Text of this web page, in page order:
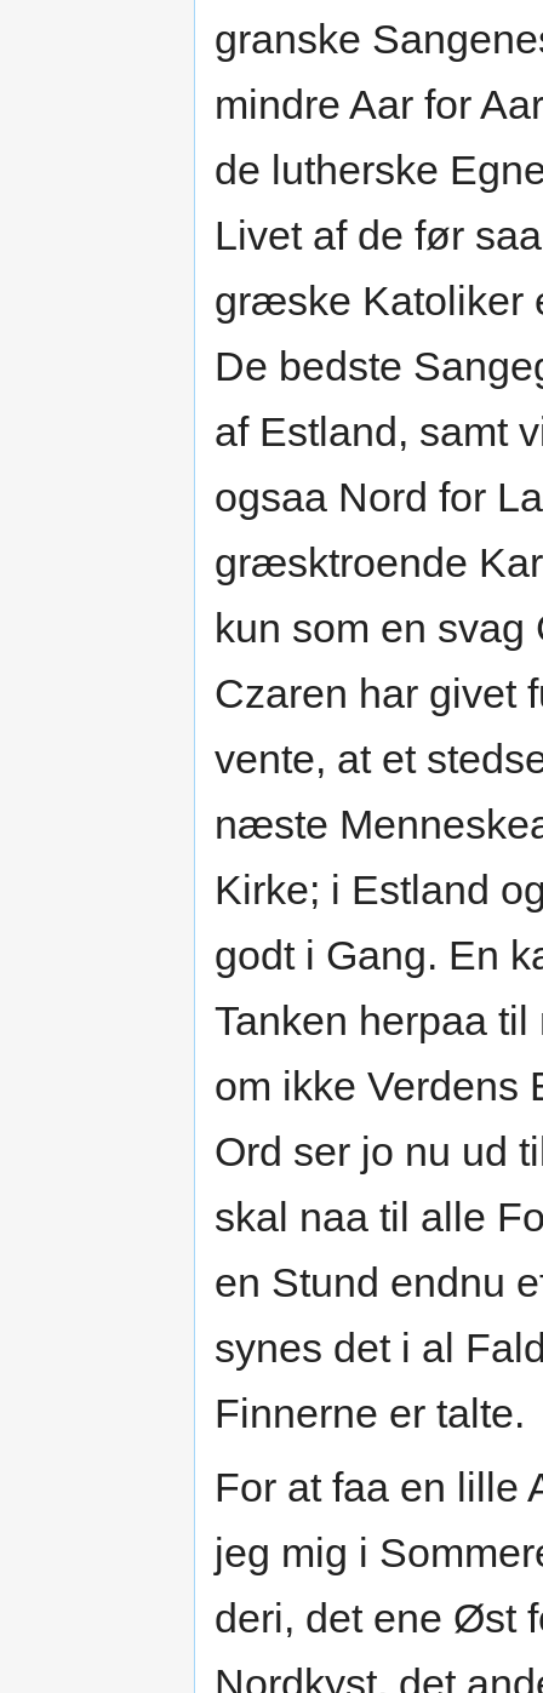
granske
mindre Aar for
de lutherske
Livet af de før
græske Katoliker
De bedste
af Estland, samt
ogsaa Nord for
græsktroende
kun som en
Czaren har givet
vente, at et
næste
Kirke; i Estland
godt i Gang. En
Tanken herpaa
om ikke
Ord ser jo nu ud
skal naa til alle
en Stund endnu
synes det i al
Finnerne er talte.
For at faa en lille
jeg mig i
deri, det ene Øst